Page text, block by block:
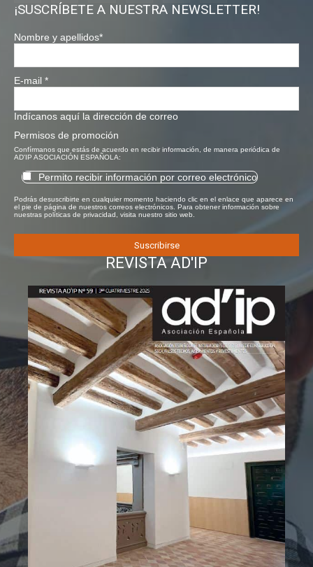
¡SUSCRÍBETE A NUESTRA NEWSLETTER!
Nombre y apellidos*
E-mail *
Indícanos aquí la dirección de correo
Permisos de promoción
Confírmanos que estás de acuerdo en recibir información, de manera periódica de
AD'IP ASOCIACIÓN ESPAÑOLA:
Permito recibir información por correo electrónico
Podrás desuscribirte en cualquier momento haciendo clic en el enlace que aparece en
el pie de página de nuestros correos electrónicos. Para obtener información sobre
nuestras políticas de privacidad, visita nuestro sitio web.
REVISTA AD'IP